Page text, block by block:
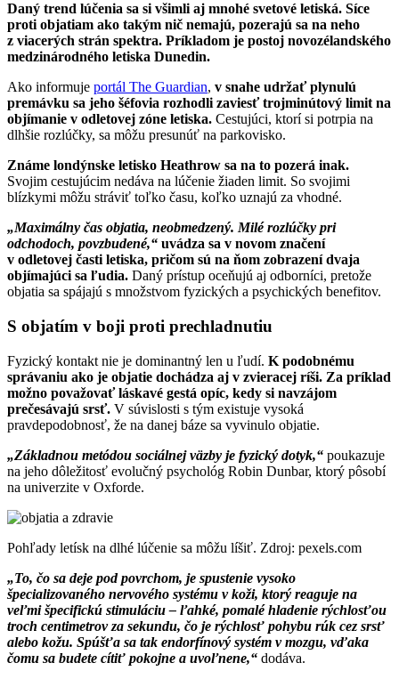
Daný trend lúčenia sa si všimli aj mnohé svetové letiská. Síce
proti objatiam ako takým nič nemajú, pozerajú sa na neho
z viacerých strán spektra. Príkladom je postoj novozélandského
medzinárodného letiska Dunedin.
Ako informuje portál The Guardian, v snahe udržať plynulú
premávku sa jeho šéfovia rozhodli zaviesť trojminútový limit na
objímanie v odletovej zóne letiska. Cestujúci, ktorí si potrpia na
dlhšie rozlúčky, sa môžu presunúť na parkovisko.
Známe londýnske letisko Heathrow sa na to pozerá inak.
Svojim cestujúcim nedáva na lúčenie žiaden limit. So svojimi
blízkymi môžu stráviť toľko času, koľko uznajú za vhodné.
„Maximálny čas objatia, neobmedzený. Milé rozlúčky pri
odchodoch, povzbudené,“ uvádza sa v novom značení
v odletovej časti letiska, pričom sú na ňom zobrazení dvaja
objímajúci sa ľudia. Daný prístup oceňujú aj odborníci, pretože
objatia sa spájajú s množstvom fyzických a psychických benefitov.
S objatím v boji proti prechladnutiu
Fyzický kontakt nie je dominantný len u ľudí. K podobnému
správaniu ako je objatie dochádza aj v zvieracej ríši. Za príklad
možno považovať láskavé gestá opíc, kedy si navzájom
prečesávajú srsť. V súvislosti s tým existuje vysoká
pravdepodobnosť, že na danej báze sa vyvinulo objatie.
„Základnou metódou sociálnej väzby je fyzický dotyk,“ poukazuje
na jeho dôležitosť evolučný psychológ Robin Dunbar, ktorý pôsobí
na univerzite v Oxforde.
Pohľady letísk na dlhé lúčenie sa môžu líšiť. Zdroj: pexels.com
„To, čo sa deje pod povrchom, je spustenie vysoko
špecializovaného nervového systému v koži, ktorý reaguje na
veľmi špecifickú stimuláciu – ľahké, pomalé hladenie rýchlosťou
troch centimetrov za sekundu, čo je rýchlosť pohybu rúk cez srsť
alebo kožu. Spúšťa sa tak endorfínový systém v mozgu, vďaka
čomu sa budete cítiť pokojne a uvoľnene,“ dodáva.